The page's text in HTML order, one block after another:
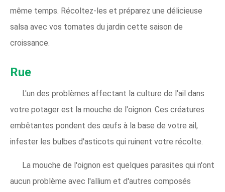
même temps. Récoltez-les et préparez une délicieuse
salsa avec vos tomates du jardin cette saison de
croissance.
Rue
L'un des problèmes affectant la culture de l'ail dans
votre potager est la mouche de l'oignon. Ces créatures
embêtantes pondent des œufs à la base de votre ail,
infester les bulbes d'asticots qui ruinent votre récolte.
La mouche de l'oignon est quelques parasites qui n'ont
aucun problème avec l'allium et d'autres composés